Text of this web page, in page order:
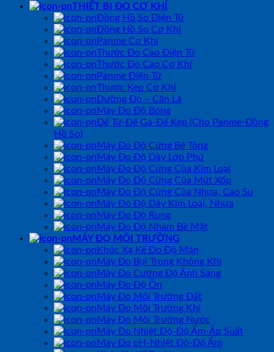
THIẾT BỊ ĐO CƠ KHÍ
Đồng Hồ So Điện Tử
Đồng Hồ So Cơ Khí
Panme Cơ Khí
Thước Đo Cao Điện Tử
Thước Đo Cao Cơ Khí
Panme Điện Tử
Thước Kẹp Cơ Khí
Dưỡng Đo – Căn Lá
Máy Đo Độ Bóng
Đế Từ-Đế Gá-Đế Kẹp (Cho Panme-Đồng
Hồ So)
Máy Đo Độ Cứng Bê Tông
Máy Đo Độ Dày Lớp Phủ
Máy Đo Độ Cứng Của Kim Loại
Máy Đo Độ Cứng Của Mút Xốp
Máy Đo Độ Cứng Của Nhựa, Cao Su
Máy Đo Độ Dày Kim Loại, Nhựa
Máy Đo Độ Rung
Máy Đo Độ Nhám Bề Mặt
MÁY ĐO MÔI TRƯỜNG
Khúc Xạ Kế Đo Độ Mặn
Máy Đo Bụi Trong Không Khí
Máy Đo Cường Độ Ánh Sáng
Máy Đo Độ Ồn
Máy Đo Môi Trường Đất
Máy Đo Môi Trường Khí
Máy Đo Môi Trường Nước
Máy Đo Nhiệt Độ-Độ Ẩm-Áp Suất
Máy Đo pH-Nhiệt Độ-Độ Ẩm